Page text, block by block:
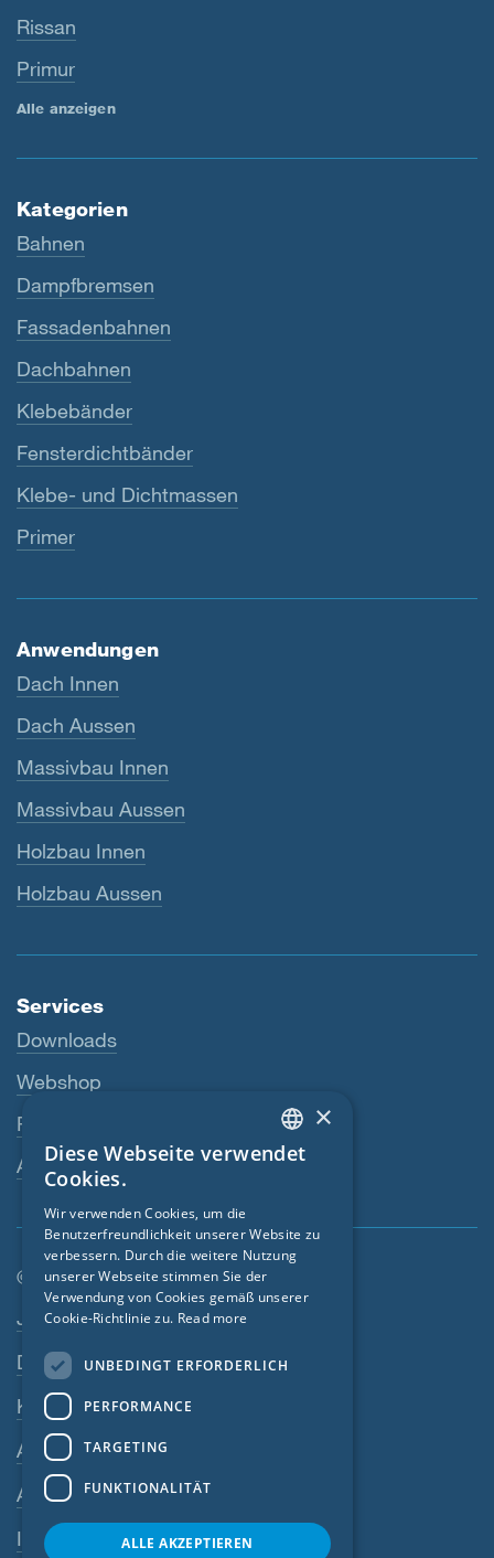
Rissan
Primur
Alle anzeigen
Kategorien
Bahnen
Dampfbremsen
Fassadenbahnen
Dachbahnen
Klebebänder
Fensterdichtbänder
Klebe- und Dichtmassen
Primer
Anwendungen
Dach Innen
Dach Aussen
Massivbau Innen
Massivbau Aussen
Holzbau Innen
Holzbau Aussen
Services
Downloads
Webshop
Fachhändler
Ansprechperson
© SIGA 2026
Footer-Navigation
Jobs
Datenschutz
Kontakt
AGB
AEB
Impressum
ENGLISH
FRENCH
CZECH
NORWEGIAN
×
Diese Webseite verwendet
Cookies.
Wir verwenden Cookies, um die
Benutzerfreundlichkeit unserer Website zu
verbessern. Durch die weitere Nutzung
unserer Webseite stimmen Sie der
Verwendung von Cookies gemäß unserer
Cookie-Richtlinie zu. Read more
UNBEDINGT ERFORDERLICH
PERFORMANCE
TARGETING
FUNKTIONALITÄT
ALLE AKZEPTIEREN